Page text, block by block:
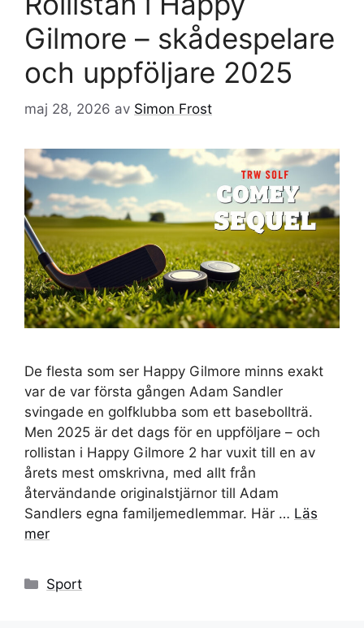
Gilmore – skådespelare
och uppföljare 2025
maj 28, 2026 av Simon Frost
De flesta som ser Happy Gilmore minns exakt
var de var första gången Adam Sandler
svingade en golfklubba som ett basebollträ.
Men 2025 är det dags för en uppföljare – och
rollistan i Happy Gilmore 2 har vuxit till en av
årets mest omskrivna, med allt från
återvändande originalstjärnor till Adam
Sandlers egna familjemedlemmar. Här … Läs
mer
Kategorier
Sport